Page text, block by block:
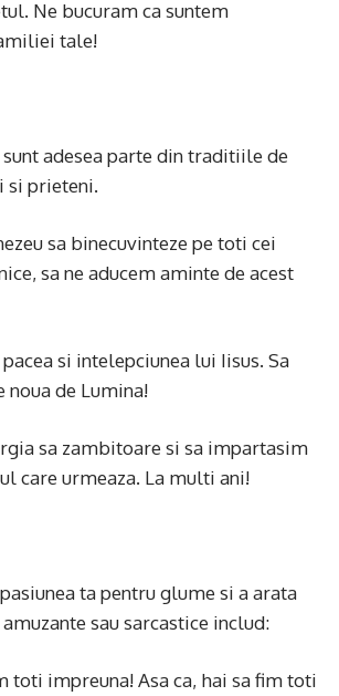
Ne bucuram ca suntem
tale!
adesea parte din traditiile de
si prieteni.
sa binecuvinteze pe toti cei
sa ne aducem aminte de acest
si intelepciunea lui Iisus. Sa
noua de Lumina!
sa zambitoare si sa impartasim
care urmeaza. La multi ani!
ta pentru glume si a arata
sau sarcastice includ:
toti impreuna! Asa ca, hai sa fim toti